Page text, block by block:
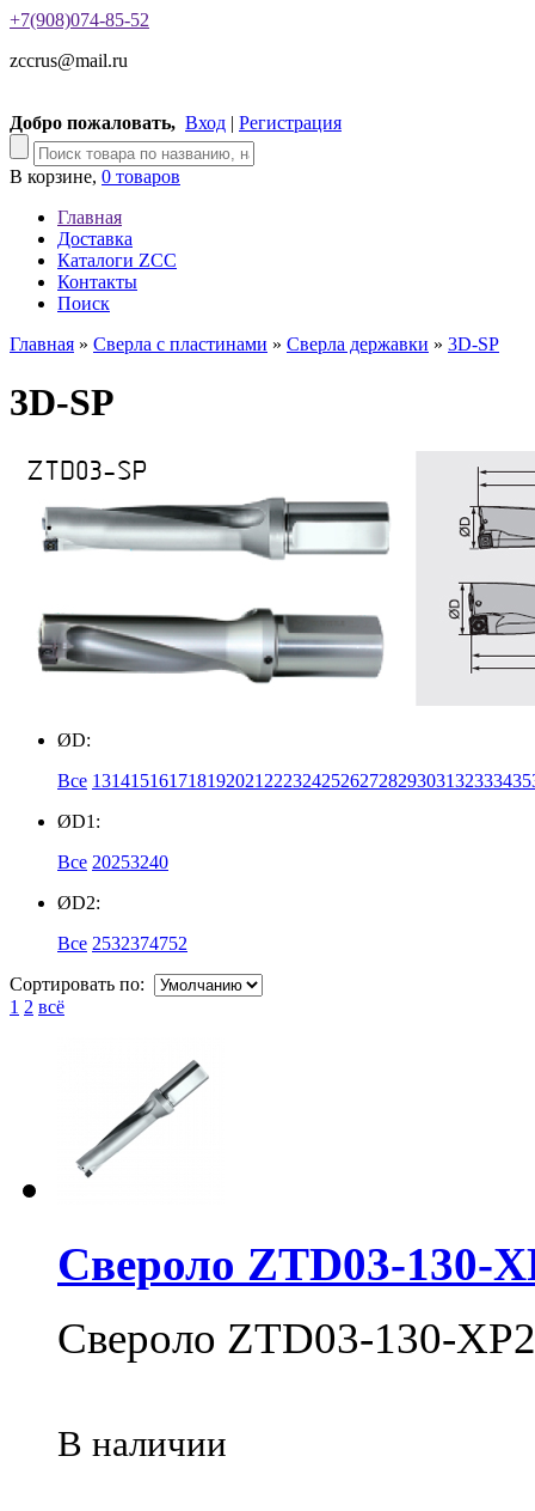
+7(908)074-85-52
zccrus@mail.ru
Добро пожаловать, Вход | Регистрация
В корзине, 0 товаров
Главная
Доставка
Каталоги ZCC
Контакты
Поиск
Главная » Сверла с пластинами » Сверла державки » 3D-SP
3D-SP
ØD:
Все 131415161718192021 2223242526272829303132333435
ØD1:
Все 20253240
ØD2:
Все 2532374752
Сортировать по:
1 2 всё
Свероло ZTD03-130-
Свероло ZTD03-130-
В наличии